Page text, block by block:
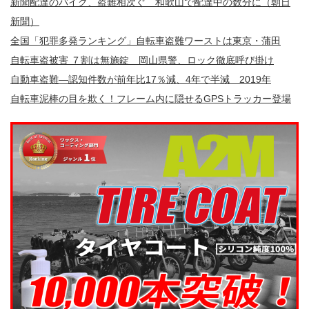
新聞）
全国「犯罪多発ランキング」自転車盗難ワーストは東京・蒲田
自転車盗被害 ７割は無施錠 岡山県警、ロック徹底呼び掛け
自動車盗難—認知件数が前年比17％減、4年で半減 2019年
自転車泥棒の目を欺く！フレーム内に隠せるGPSトラッカー登場